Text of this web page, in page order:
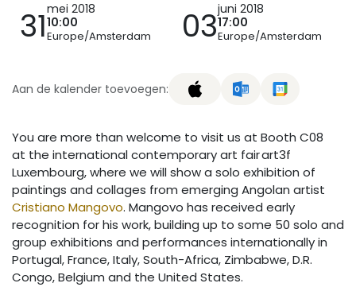
31mei 2018
10:00
Europe/Amsterdam 03juni 2018
17:00
Europe/Amsterdam
Aan de kalender toevoegen:
You are more than welcome to visit us at Booth C08
at the international contemporary art fair art3f
Luxembourg, where we will show a solo exhibition of
paintings and collages from emerging Angolan artist
Cristiano Mangovo. Mangovo has received early
recognition for his work, building up to some 50 solo and
group exhibitions and performances internationally in
Portugal, France, Italy, South-Africa, Zimbabwe, D.R.
Congo, Belgium and the United States.